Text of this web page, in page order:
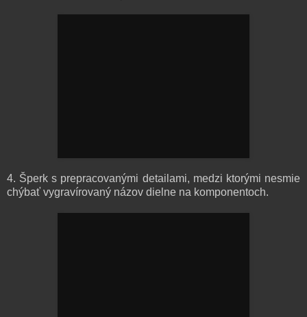
4. Šperk s prepracovanými detailami, medzi ktorými nesmie
chýbať vygravírovaný názov dielne na komponentoch.